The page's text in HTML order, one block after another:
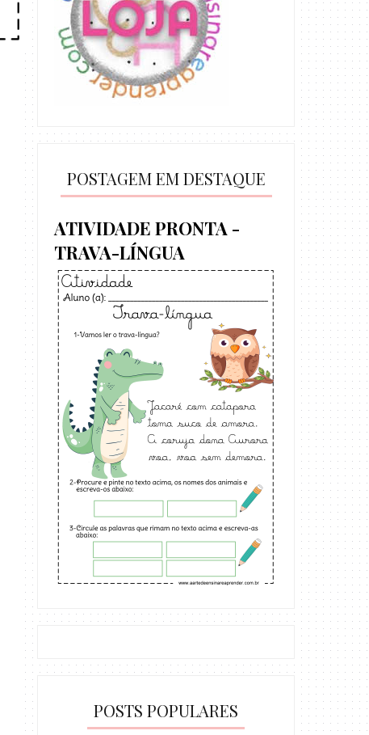
POSTAGEM EM DESTAQUE
ATIVIDADE PRONTA -
TRAVA-LÍNGUA
POSTS POPULARES